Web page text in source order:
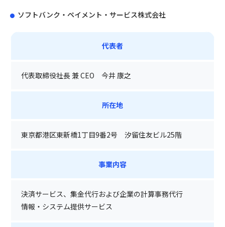
ソフトバンク・ペイメント・サービス株式会社
代表者
代表取締役社長 兼 CEO 今井 康之
所在地
東京都港区東新橋1丁目9番2号 汐留住友ビル25階
事業内容
決済サービス、集金代行および企業の計算事務代行
情報・システム提供サービス